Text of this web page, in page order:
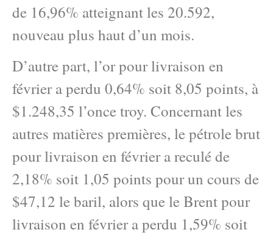
de 16,96% atteignant les 20.592,
nouveau plus haut d’un mois.
D’autre part, l’or pour livraison en
février a perdu 0,64% soit 8,05 points, à
$1.248,35 l’once troy. Concernant les
autres matières premières, le pétrole brut
pour livraison en février a reculé de
2,18% soit 1,05 points pour un cours de
$47,12 le baril, alors que le Brent pour
livraison en février a perdu 1,59% soit